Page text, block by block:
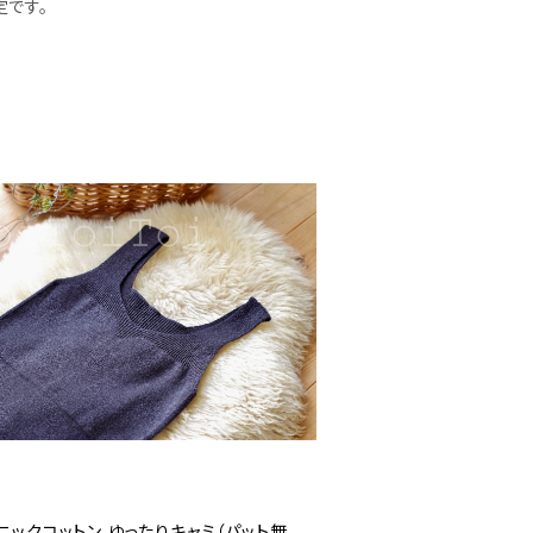
す。